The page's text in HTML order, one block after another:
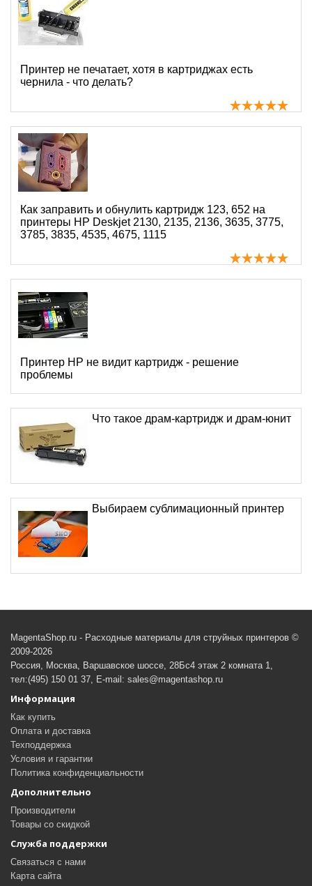
Принтер не печатает, хотя в картриджах есть
чернила - что делать?
Как заправить и обнулить картридж 123, 652 на
принтеры HP Deskjet 2130, 2135, 2136, 3635, 3775,
3785, 3835, 4535, 4675, 1115
Принтер HP не видит картридж - решение
проблемы
Что такое драм-картридж и драм-юнит
Выбираем сублимационный принтер
MagentaShop.ru - Расходные материалы для струйных принтеров ©
2009-2026
Россия, Москва, Варшавское шоссе, 28Бс4 этаж 2 комната 1,
тел:(495) 150 01 37, E-mail: sales@magentashop.ru
Информация
Как купить
Оплата и доставка
Техподдержка
Условия и гарантии
Политика конфиденциальности
Дополнительно
Производители
Товары со скидкой
Служба поддержки
Связаться с нами
Карта сайта